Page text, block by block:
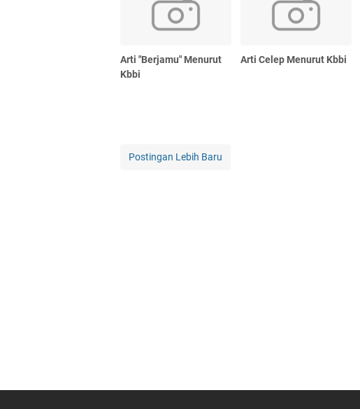
Arti "Berjamu" Menurut
Kbbi
Arti Celep Menurut Kbbi
Postingan Lebih Baru